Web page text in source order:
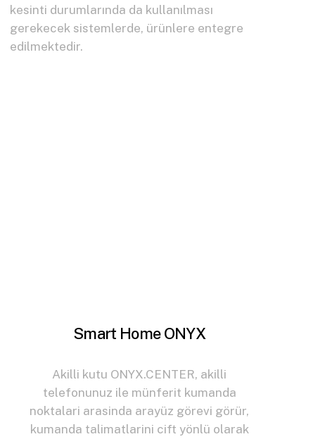
kesinti durumlarında da kullanılması
gerekecek sistemlerde, ürünlere entegre
edilmektedir.
Smart Home ONYX
Akilli kutu ONYX.CENTER, akilli
telefonunuz ile münferit kumanda
noktalari arasinda arayüz görevi görür,
kumanda talimatlarini cift yönlü olarak